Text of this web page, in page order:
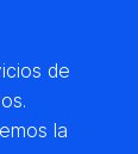
de
la